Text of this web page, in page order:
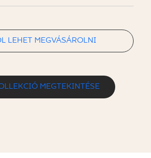
LEHET MEGVÁSÁROLNI
MEGTEKINTÉSE